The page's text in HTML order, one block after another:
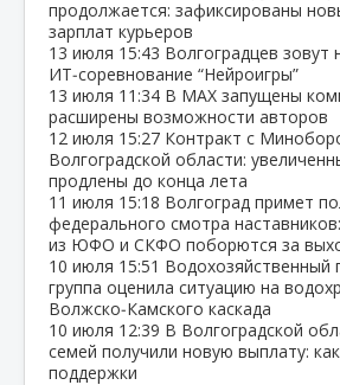
продолжается: зафиксированы
зарплат курьеров
13 июля 15:43 Волгоградцев зовут
ИТ‑соревнование “Нейроигры”
13 июля 11:34 В МАХ запущены
расширены возможности авторов
12 июля 15:27 Контракт с
Волгоградской области:
продлены до конца лета
11 июля 15:18 Волгоград примет
федерального смотра
из ЮФО и СКФО поборются за
10 июля 15:51 Водохозяйственный
группа оценила ситуацию на
Волжско‑Камского каскада
10 июля 12:39 В Волгоградской
семей получили новую выплату:
поддержки